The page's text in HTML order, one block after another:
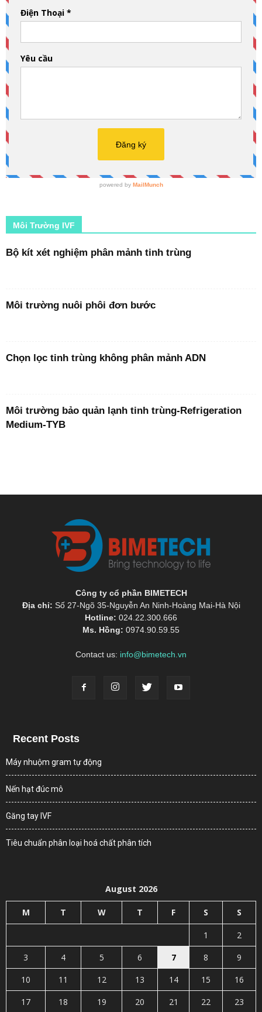
Môi Trường IVF
Bộ kít xét nghiệm phân mảnh tinh trùng
Môi trường nuôi phôi đơn bước
Chọn lọc tinh trùng không phân mảnh ADN
Môi trường bảo quản lạnh tinh trùng-Refrigeration
Medium-TYB
Công ty cổ phần BIMETECH
Địa chỉ: Số 27-Ngõ 35-Nguyễn An Ninh-Hoàng Mai-Hà Nội
Hotline: 024.22.300.666
Ms. Hồng: 0974.90.59.55
Contact us: info@bimetech.vn
Recent Posts
Máy nhuộm gram tự động
Nến hạt đúc mô
Găng tay IVF
Tiêu chuẩn phân loại hoá chất phân tích
August 2026
M T W T F S S
1
2
3
4 5 6 7 8
9
10
11 12 13 14 15
16
17
18 19 20 21 22 23